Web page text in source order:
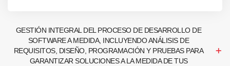
GESTIÓN INTEGRAL DEL PROCESO DE DESARROLLO DE
SOFTWARE A MEDIDA, INCLUYENDO ANÁLISIS DE
REQUISITOS, DISEÑO, PROGRAMACIÓN Y PRUEBAS PARA
GARANTIZAR SOLUCIONES A LA MEDIDA DE TUS